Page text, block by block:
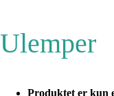
Ulemper
Produktet er kun